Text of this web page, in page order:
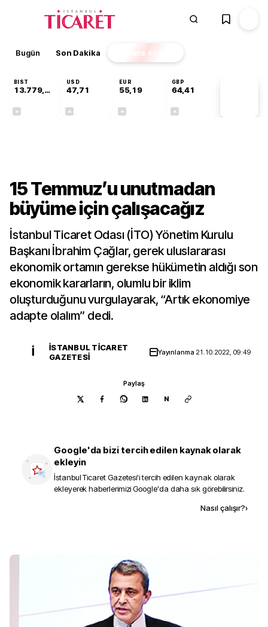
Bugün Son Dakika Finans EKSTRA
BIST
13.779,39
USD
47,71
EUR
55,19
GBP
64,41
15 Temmuz’u unutmadan
büyüme için çalışacağız
İstanbul Ticaret Odası (İTO) Yönetim Kurulu
Başkanı İbrahim Çağlar, gerek uluslararası
ekonomik ortamın gerekse hükümetin aldığı son
ekonomik kararların, olumlu bir iklim
oluşturduğunu vurgulayarak, “Artık ekonomiye
adapte olalım” dedi.
İ
İSTANBUL TICARET
GAZETESI
Yayınlanma 21.10.2022, 09:49
Paylaş
N
Google'da bizi tercih edilen kaynak olarak
ekleyin
İstanbul Ticaret Gazetesi'i tercih edilen kaynak olarak
ekleyerek haberlerimizi Google'da daha sık görebilirsiniz.
Nasıl çalışır?›